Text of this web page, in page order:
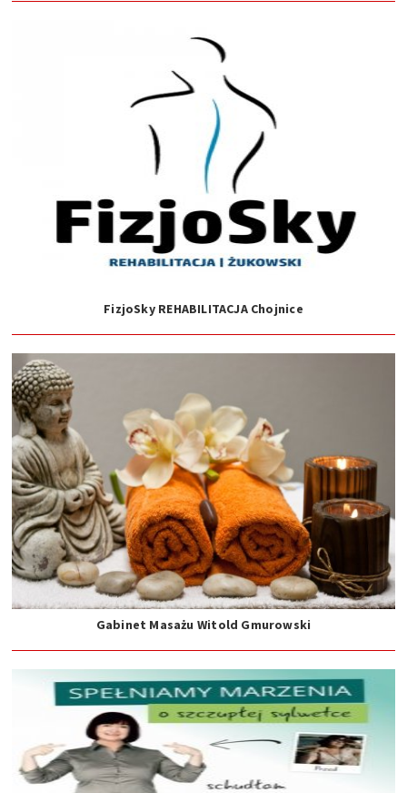
FizjoSky REHABILITACJA Chojnice
Gabinet Masażu Witold Gmurowski